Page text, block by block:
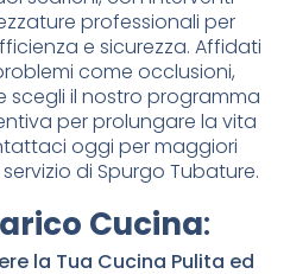
professionali per
e sicurezza. Affidati
come occlusioni,
scegli il nostro programma
per prolungare la vita
oggi per maggiori
di Spurgo Tubature.
Cucina:
la Tua Cucina Pulita ed